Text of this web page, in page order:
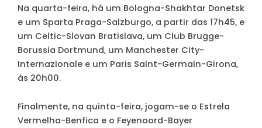
Na quarta-feira, há um Bologna-Shakhtar Donetsk
e um Sparta Praga-Salzburgo, a partir das 17h45, e
um Celtic-Slovan Bratislava, um Club Brugge-
Borussia Dortmund, um Manchester City-
Internazionale e um Paris Saint-Germain-Girona,
às 20h00.
Finalmente, na quinta-feira, jogam-se o Estrela
Vermelha-Benfica e o Feyenoord-Bayer